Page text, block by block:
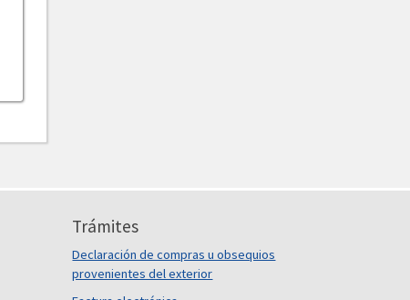
Trámites
Declaración de compras u obsequios
provenientes del exterior